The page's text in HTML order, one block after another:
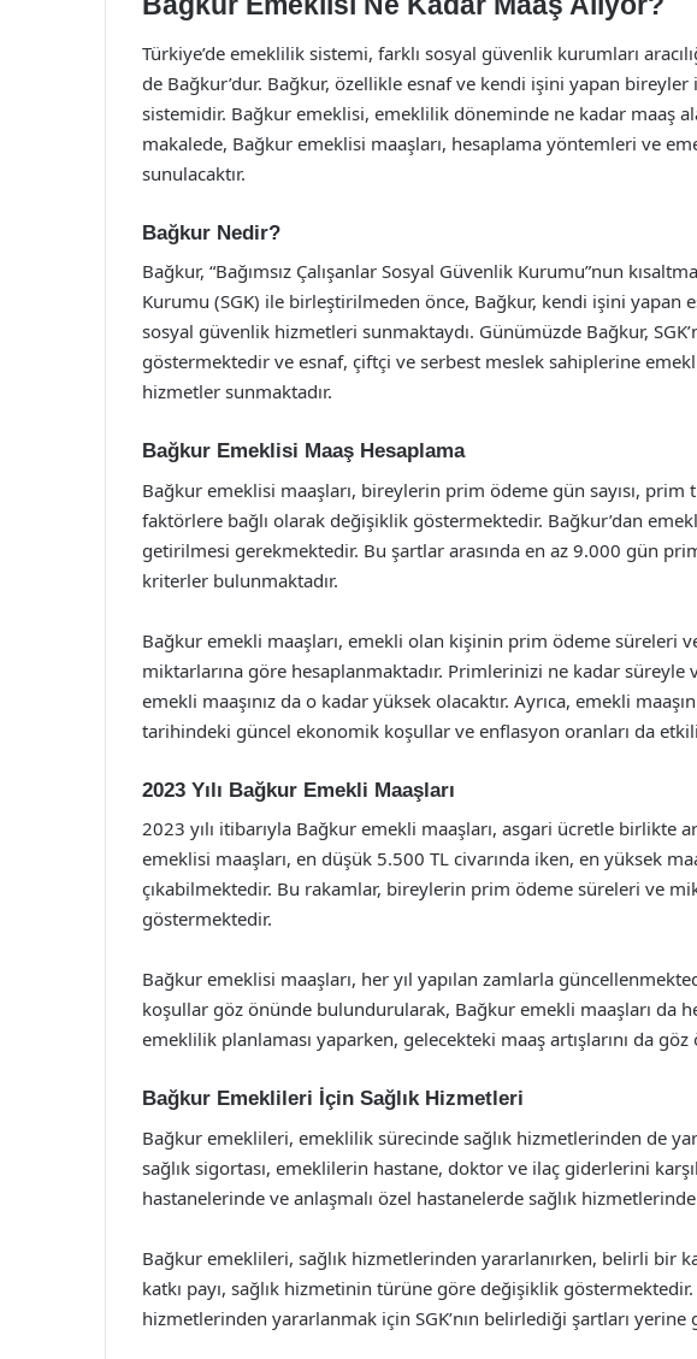
Türkiye’de emeklilik sistemi, farklı sosyal güvenlik kurumları
de Bağkur’dur. Bağkur, özellikle esnaf ve kendi işini yapan
sistemidir. Bağkur emeklisi, emeklilik döneminde ne kadar maaş
makalede, Bağkur emeklisi maaşları, hesaplama yöntemleri ve
sunulacaktır.
Bağkur Nedir?
Bağkur, “Bağımsız Çalışanlar Sosyal Güvenlik Kurumu”nun
Kurumu (SGK) ile birleştirilmeden önce, Bağkur, kendi işini yapan
sosyal güvenlik hizmetleri sunmaktaydı. Günümüzde Bağkur,
göstermektedir ve esnaf, çiftçi ve serbest meslek sahiplerine
hizmetler sunmaktadır.
Bağkur Emeklisi Maaş Hesaplama
Bağkur emeklisi maaşları, bireylerin prim ödeme gün sayısı,
faktörlere bağlı olarak değişiklik göstermektedir. Bağkur’dan
getirilmesi gerekmektedir. Bu şartlar arasında en az 9.000 gün
kriterler bulunmaktadır.
Bağkur emekli maaşları, emekli olan kişinin prim ödeme süreleri
miktarlarına göre hesaplanmaktadır. Primlerinizi ne kadar
emekli maaşınız da o kadar yüksek olacaktır. Ayrıca, emekli
tarihindeki güncel ekonomik koşullar ve enflasyon oranları da
2023 Yılı Bağkur Emekli Maaşları
2023 yılı itibarıyla Bağkur emekli maaşları, asgari ücretle birlikte
emeklisi maaşları, en düşük 5.500 TL civarında iken, en yüksek
çıkabilmektedir. Bu rakamlar, bireylerin prim ödeme süreleri ve
göstermektedir.
Bağkur emeklisi maaşları, her yıl yapılan zamlarla
koşullar göz önünde bulundurularak, Bağkur emekli maaşları da
emeklilik planlaması yaparken, gelecekteki maaş artışlarını da
Bağkur Emeklileri İçin Sağlık Hizmetleri
Bağkur emeklileri, emeklilik sürecinde sağlık hizmetlerinden de
sağlık sigortası, emeklilerin hastane, doktor ve ilaç giderlerini
hastanelerinde ve anlaşmalı özel hastanelerde sağlık
Bağkur emeklileri, sağlık hizmetlerinden yararlanırken, belirli bir
katkı payı, sağlık hizmetinin türüne göre değişiklik
hizmetlerinden yararlanmak için SGK’nın belirlediği şartları yerine